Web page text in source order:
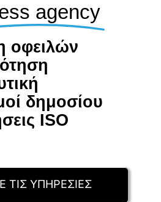
agency
οφειλών
δημοσίου
ISO
ΤΙΣ ΥΠΗΡΕΣΙΕΣ